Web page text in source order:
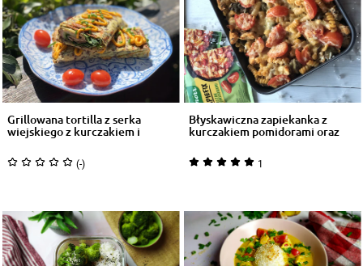
Grillowana tortilla z serka
wiejskiego z kurczakiem i
(-)
Błyskawiczna zapiekanka z
kurczakiem pomidorami oraz
1